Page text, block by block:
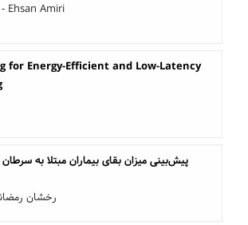
Ehsan Amiri
Energy-Efficient and Low-Latency
پیش‌بینی میزان بقای بیماران مبتلا به
رخشان